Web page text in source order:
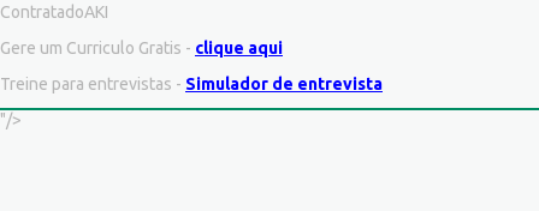
ContratadoAKI
Gere um Curriculo Gratis - clique aqui
Treine para entrevistas - Simulador de entrevista
"/>